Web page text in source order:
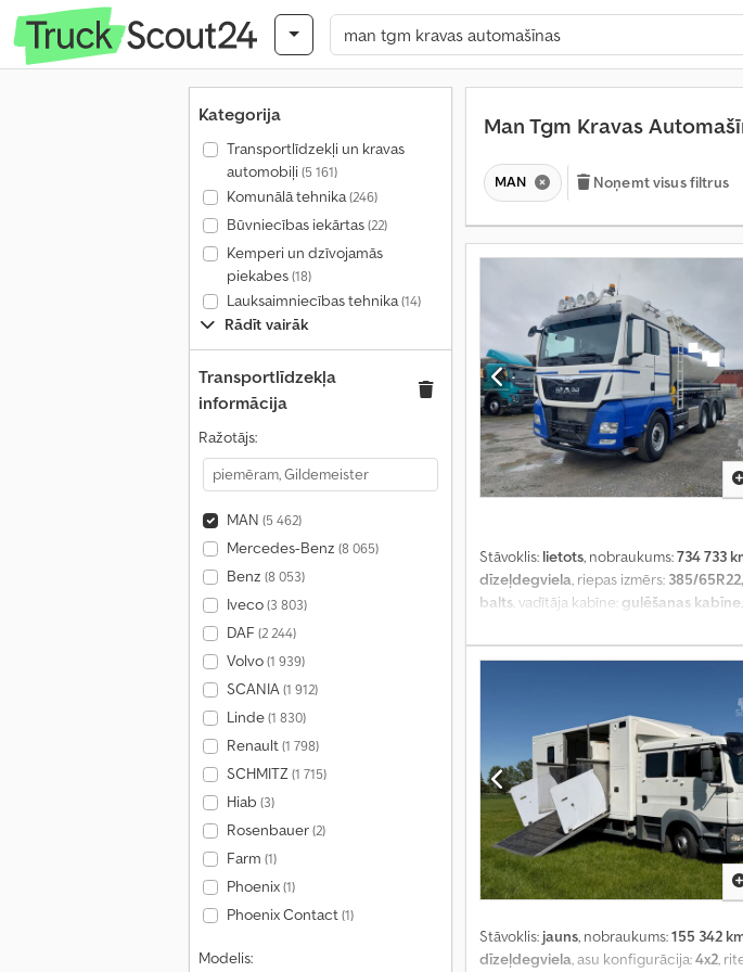
Kategorija
Transportlīdzekļi un kravas
automobiļi(5 161)
Komunālā tehnika(246)
Būvniecības iekārtas(22)
Kemperi un dzīvojamās
piekabes(18)
Lauksaimniecības tehnika(14)
Rādīt vairāk
Transportlīdzekļa
informācija
Ražotājs:
MAN (5 462)
Mercedes-Benz (8 065)
Benz (8 053)
Iveco(3 803)
DAF (2 244)
Volvo(1 939)
SCANIA(1 912)
Linde(1 830)
Renault(1 798)
SCHMITZ(1 715)
Hiab (3)
Rosenbauer(2)
Farm (1)
Phoenix(1)
Phoenix Contact(1)
Modelis:
Man Tgm Kravas
MAN Noņemt visus filtrus
Stāvoklis: lietots, nobraukums:734 733
dīzeļdegviela , riepas izmērs: 385/
balts , vadītāja kabīne: gulēšanas kabīne
16 777 m³, Ražošanas gads:2016,
logu regulators, elektriski regulējams
Stāvoklis: jauns, nobraukums:155 342
dīzeļdegviela, asu konfigurācija:4x2,